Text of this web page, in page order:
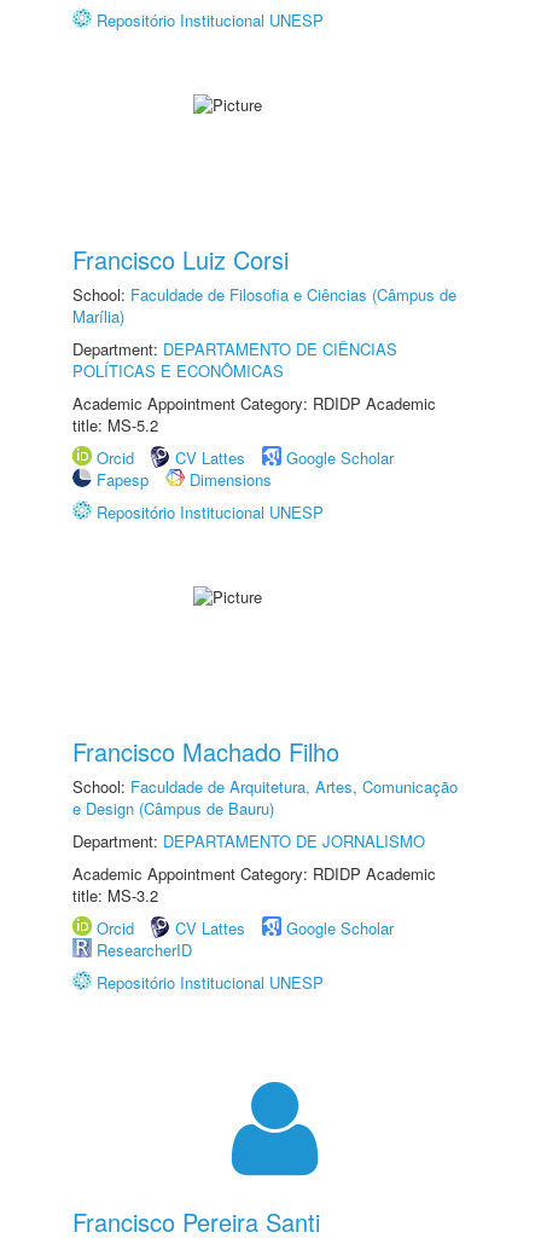
Repositório Institucional UNESP
Francisco Luiz Corsi
School: Faculdade de Filosofia e Ciências (Câmpus de
Marília)
Department: DEPARTAMENTO DE CIÊNCIAS
POLÍTICAS E ECONÔMICAS
Academic Appointment Category: RDIDP Academic
title: MS-5.2
Orcid
CV Lattes
Google Scholar
Fapesp
Dimensions
Repositório Institucional UNESP
Francisco Machado Filho
School: Faculdade de Arquitetura, Artes, Comunicação
e Design (Câmpus de Bauru)
Department: DEPARTAMENTO DE JORNALISMO
Academic Appointment Category: RDIDP Academic
title: MS-3.2
Orcid
CV Lattes
Google Scholar
ResearcherID
Repositório Institucional UNESP
Francisco Pereira Santi